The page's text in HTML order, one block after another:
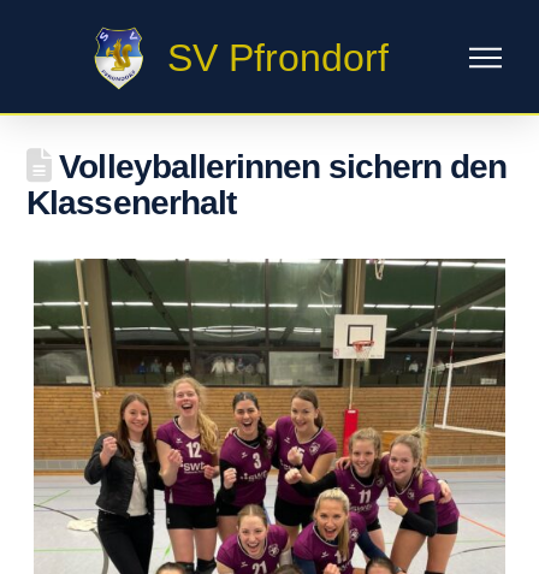
SV Pfrondorf
Volleyballerinnen sichern den
Klassenerhalt